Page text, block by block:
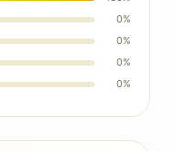
0%
0%
0%
0%